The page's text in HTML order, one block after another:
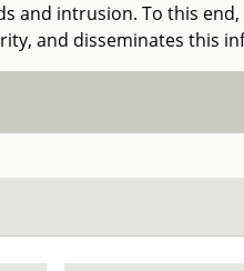
and intrusion. To this
and disseminates this